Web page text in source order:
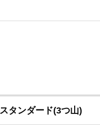
スタンダード(3つ山)